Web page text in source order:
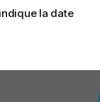
la date